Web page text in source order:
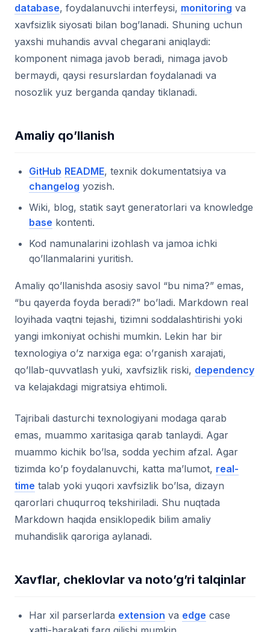
database, foydalanuvchi interfeysi, monitoring va
xavfsizlik siyosati bilan bog’lanadi. Shuning uchun
yaxshi muhandis avval chegarani aniqlaydi:
komponent nimaga javob beradi, nimaga javob
bermaydi, qaysi resurslardan foydalanadi va
nosozlik yuz berganda qanday tiklanadi.
Amaliy qo’llanish
GitHub README, texnik dokumentatsiya va
changelog yozish.
Wiki, blog, statik sayt generatorlari va knowledge
base kontenti.
Kod namunalarini izohlash va jamoa ichki
qo’llanmalarini yuritish.
Amaliy qo’llanishda asosiy savol “bu nima?” emas,
“bu qayerda foyda beradi?” bo’ladi. Markdown real
loyihada vaqtni tejashi, tizimni soddalashtirishi yoki
yangi imkoniyat ochishi mumkin. Lekin har bir
texnologiya o’z narxiga ega: o’rganish xarajati,
qo’llab-quvvatlash yuki, xavfsizlik riski, dependency
va kelajakdagi migratsiya ehtimoli.
Tajribali dasturchi texnologiyani modaga qarab
emas, muammo xaritasiga qarab tanlaydi. Agar
muammo kichik bo’lsa, sodda yechim afzal. Agar
tizimda ko’p foydalanuvchi, katta ma’lumot, real-
time talab yoki yuqori xavfsizlik bo’lsa, dizayn
qarorlari chuqurroq tekshiriladi. Shu nuqtada
Markdown haqida ensiklopedik bilim amaliy
muhandislik qaroriga aylanadi.
Xavflar, cheklovlar va noto’g’ri talqinlar
Har xil parserlarda extension va edge case